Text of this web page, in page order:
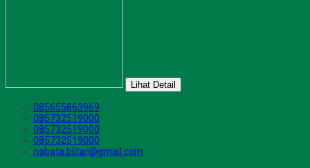
Lihat Detail
085655863969
085732519000
085732519000
085732519000
nabata.blitar@gmail.com